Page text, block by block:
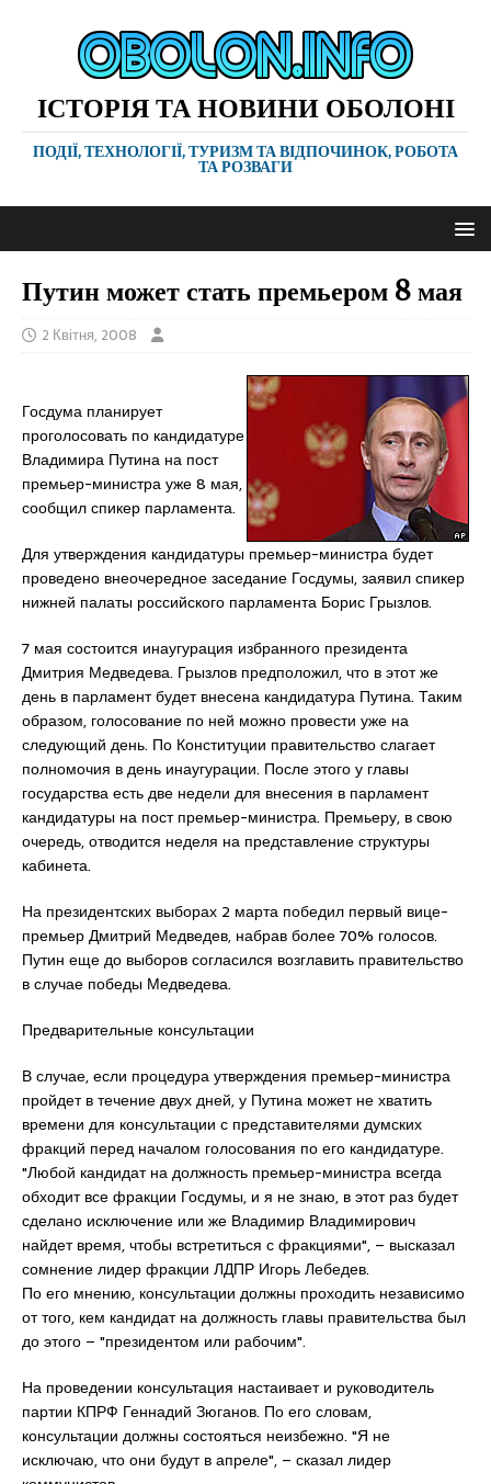
ІСТОРІЯ ТА НОВИНИ ОБОЛОНІ
ПОДІЇ, ТЕХНОЛОГІЇ, ТУРИЗМ ТА ВІДПОЧИНОК, РОБОТА
ТА РОЗВАГИ
Путин может стать премьером 8 мая
2 Квітня, 2008
Госдума планирует
проголосовать по кандидатуре
Владимира Путина на пост
премьер-министра уже 8 мая,
сообщил спикер парламента.
Для утверждения кандидатуры премьер-министра будет
проведено внеочередное заседание Госдумы, заявил спикер
нижней палаты российского парламента Борис Грызлов.
7 мая состоится инаугурация избранного президента
Дмитрия Медведева. Грызлов предположил, что в этот же
день в парламент будет внесена кандидатура Путина. Таким
образом, голосование по ней можно провести уже на
следующий день. По Конституции правительство слагает
полномочия в день инаугурации. После этого у главы
государства есть две недели для внесения в парламент
кандидатуры на пост премьер-министра. Премьеру, в свою
очередь, отводится неделя на представление структуры
кабинета.
На президентских выборах 2 марта победил первый вице-
премьер Дмитрий Медведев, набрав более 70% голосов.
Путин еще до выборов согласился возглавить правительство
в случае победы Медведева.
Предварительные консультации
В случае, если процедура утверждения премьер-министра
пройдет в течение двух дней, у Путина может не хватить
времени для консультации с представителями думских
фракций перед началом голосования по его кандидатуре.
"Любой кандидат на должность премьер-министра всегда
обходит все фракции Госдумы, и я не знаю, в этот раз будет
сделано исключение или же Владимир Владимирович
найдет время, чтобы встретиться с фракциями", – высказал
сомнение лидер фракции ЛДПР Игорь Лебедев.
По его мнению, консультации должны проходить независимо
от того, кем кандидат на должность главы правительства был
до этого – "президентом или рабочим".
На проведении консультация настаивает и руководитель
партии КПРФ Геннадий Зюганов. По его словам,
консультации должны состояться неизбежно. "Я не
исключаю, что они будут в апреле", – сказал лидер